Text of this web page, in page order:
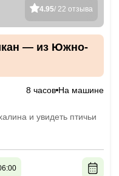
4.95/ 22 отзыва
— из Южно-
8 часов На машине
и увидеть птичьи